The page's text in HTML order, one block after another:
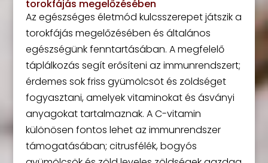
torokfájás megelőzésében
Az egészséges életmód kulcsszerepet játszik a
torokfájás megelőzésében és általános
egészségünk fenntartásában. A megfelelő
táplálkozás segít erősíteni az immunrendszert;
érdemes sok friss gyümölcsöt és zöldséget
fogyasztani, amelyek vitaminokat és ásványi
anyagokat tartalmaznak. A C-vitamin
különösen fontos lehet az immunrendszer
támogatásában; citrusfélék, bogyós